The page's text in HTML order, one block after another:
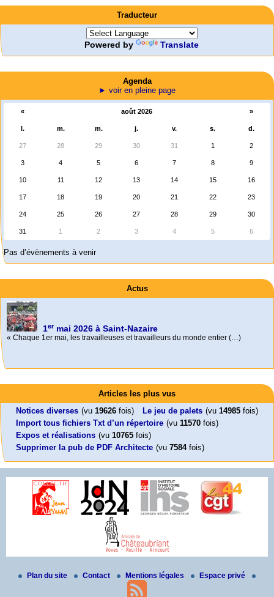
Traducteur
Powered by Translate
Agenda
► voir en pleine page
« août 2026 »
l. m. m. j. v. s. d.
27 28 29 30 31 1 2
3 4 5 6 7 8 9
10 11 12 13 14 15 16
17 18 19 20 21 22 23
24 25 26 27 28 29 30
31 1 2 3 4 5 6
Pas d’évènements à venir
Actus
1ermai 2026 à Saint-Nazaire
« Chaque 1er mai, les travailleuses et travailleurs du monde entier (…)
Foutez-nous la paix !
Aujourd’hui, mercredi 18 mars 2026, le président de la République
Emmanuel (…)
Leonard Peltier libre !
Leonard Peltier, un Amérindien condamné deux fois à la prison à vie pour
un (…)
En Pays-de-la-Loire le couperet est tombé !
« La présidente Horizons de la région Pays de la Loire veut faire voter ce (…)
Mon CV... Cette perle indique une nouveauté, ou le dernier travail (…)
Articles les plus vus
Notices diverses (vu 19626 fois) Le jeu de palets (vu 14985 fois)
Import tous fichiers Txt d’un répertoire (vu 11570 fois)
Expos et réalisations (vu 10765 fois)
Supprimer la pub de PDF Architecte (vu 7584fois)
Plan du site Contact Mentions légales Espace privé